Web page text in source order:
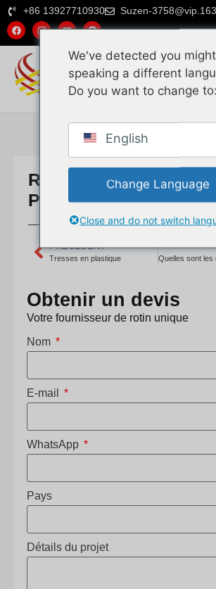
+86 13927710930 Suzen-
Rotin + Panneau de
Peinture ignifuge
PRÉCÉDENT
Tresses en plastique
Obtenir un devis
Votre fournisseur de rotin unique
Nom
E-mail
WhatsApp
Pays
Détails du projet
We've detected you
speaking a different
Do you want to change to:
English
Change Language
Close and do not switch